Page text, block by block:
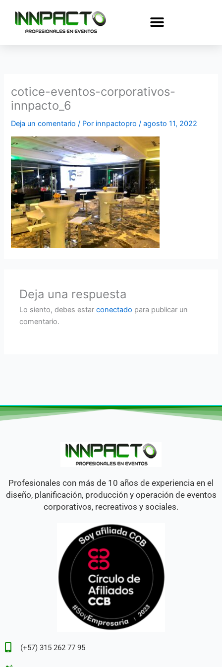
contenido
cotice-eventos-corporativos-
innpacto_6
Deja un comentario / Por innpactopro/agosto 11, 2022
Deja una respuesta
Lo siento, debes estarconectado para publicar un
comentario.
Profesionales con más de 10 años de experiencia en el
diseño, planificación, producción y operación de eventos
corporativos, recreativos y sociales.
(+57) 315 262 77 95